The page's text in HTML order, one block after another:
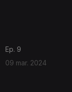
Ep. 9
09 mar. 2024